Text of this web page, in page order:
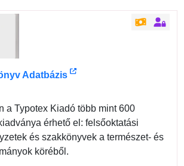
Adatbázis
a Typotex Kiadó több mint 600
érhető el: felsőoktatási
és szakkönyvek a természet- és
köréből.